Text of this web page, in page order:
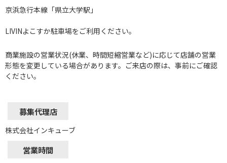
京浜急行本線「県立大学駅」
LIVINよこすか駐車場をご利用ください。
商業施設の営業状況(休業、時間短縮営業など)に応じて店舗の営業
形態を変更している場合があります。ご来店の際は、事前にご確認
ください。
募集代理店
株式会社インキューブ
営業時間